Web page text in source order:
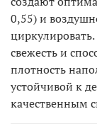
0,55) и
свежесть и
плотность
устойчивой к
качественным